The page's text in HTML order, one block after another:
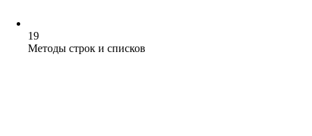
19
Методы строк и списков